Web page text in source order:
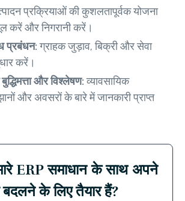
प्रक्रियाओं की कुशलतापूर्वक योजना
करें और निगरानी करें।
प्रबंधन:ग्राहक जुड़ाव, बिक्री और सेवा
करें।
और विश्लेषण:व्यावसायिक
और अवसरों के बारे में जानकारी प्राप्त
ERP समाधान के साथ अपने
बदलने के लिए तैयार हैं?